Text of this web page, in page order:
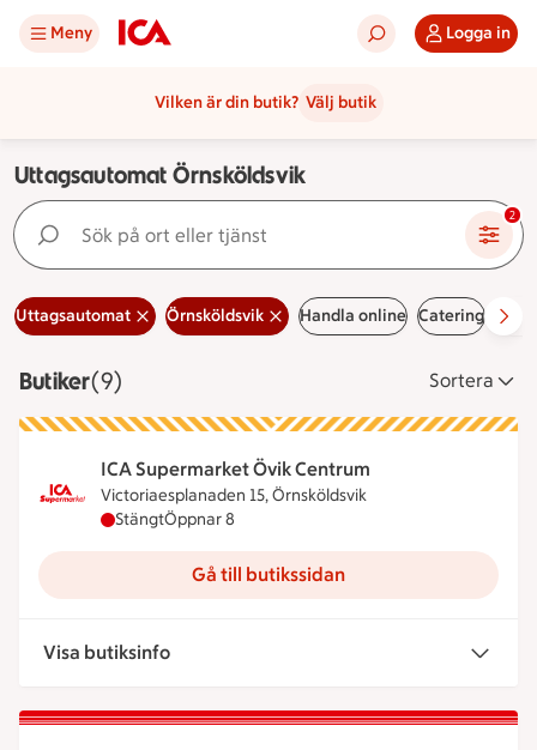
Meny Logga in
Vilken är din butik? Välj butik
Uttagsautomat Örnsköldsvik
Sök på ort eller tjänst 2
Uttagsautomat Örnsköldsvik Handla online Catering
ButikerVisar 9 stycken
(9) Sortera
ICA Supermarket Övik Centrum
Victoriaesplanaden 15, Örnsköldsvik
ICA Supermarket Övik Centrum har stängt,
StängtÖppnar 8
Gå till butikssidan
Visa butiksinfo